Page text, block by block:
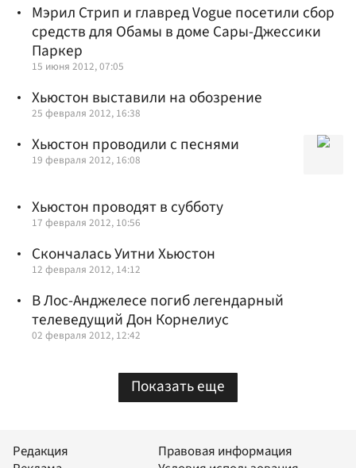
Мэрил Стрип и главред Vogue посетили сбор
средств для Обамы в доме Сары-Джессики
Паркер
15 июня 2012, 07:05
Хьюстон выставили на обозрение
25 февраля 2012, 16:38
Хьюстон проводили с песнями
19 февраля 2012, 16:08
Хьюстон проводят в субботу
17 февраля 2012, 10:56
Скончалась Уитни Хьюстон
12 февраля 2012, 14:12
В Лос-Анджелесе погиб легендарный
телеведущий Дон Корнелиус
02 февраля 2012, 12:42
Показать еще
Редакция
Правовая информация